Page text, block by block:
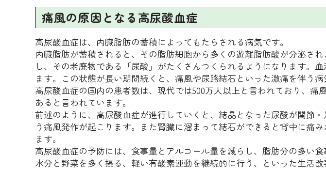
痛風の原因となる高尿酸血症
高尿酸血症は、内臓脂肪の蓄積によってもたらされる病気です。
内臓脂肪が蓄積されると、その脂肪細胞から多くの遊離脂肪酸が分泌さ
し、その老廃物である「尿酸」がたくさんつくられるようになります。
ます。この状態が長い期間続くと、痛風や尿路結石といった激痛を伴う病
高尿酸血症の国内の患者数は、現代では500万人以上と言われており、
あると言われています。
前述のように、高尿酸血症が進行していくと、結晶となった尿酸が関節
う痛風発作が起こります。また腎臓に溜まって結石ができると背中に痛
ます。
高尿酸血症の予防には、食事量とアルコール量を減らし、脂肪分の多い
水分と野菜を多く摂る、軽い有酸素運動を継続的に行う、といった生活改